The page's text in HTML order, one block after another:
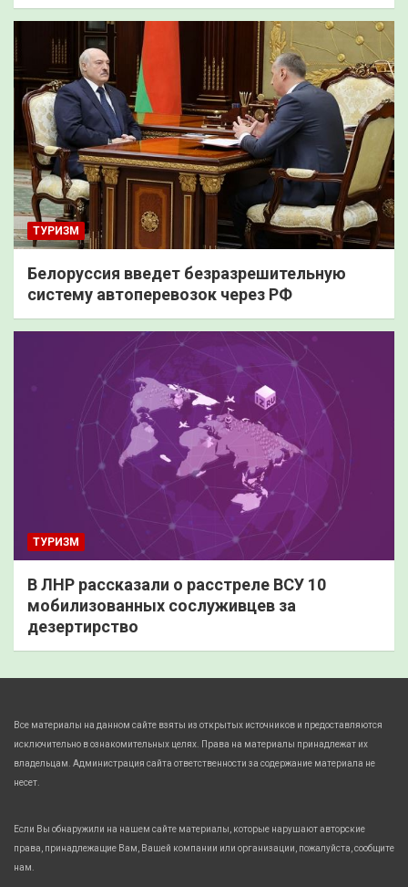
ТУРИЗМ
Белоруссия введет безразрешительную
систему автоперевозок через РФ
ТУРИЗМ
В ЛНР рассказали о расстреле ВСУ 10
мобилизованных сослуживцев за
дезертирство
Все материалы на данном сайте взяты из открытых источников и предоставляются
исключительно в ознакомительных целях. Права на материалы принадлежат их
владельцам. Администрация сайта ответственности за содержание материала не
несет.
Если Вы обнаружили на нашем сайте материалы, которые нарушают авторские
права, принадлежащие Вам, Вашей компании или организации, пожалуйста, сообщите
нам.